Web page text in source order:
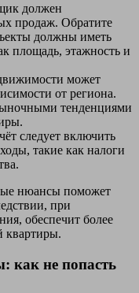
должен
продаж. Обратите
должны иметь
площадь, этажность и
может
от региона.
тенденциями
следует включить
такие как налоги
нюансы поможет
при
обеспечит более
квартиры.
как не попасть